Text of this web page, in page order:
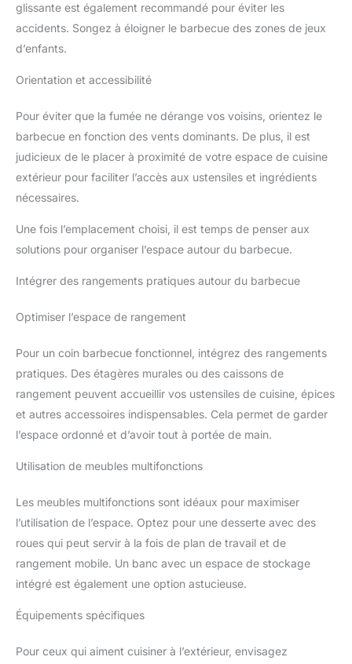
glissante est également recommandé pour éviter les
accidents. Songez à éloigner le barbecue des zones de jeux
d’enfants.
Orientation et accessibilité
Pour éviter que la fumée ne dérange vos voisins, orientez le
barbecue en fonction des vents dominants. De plus, il est
judicieux de le placer à proximité de votre espace de cuisine
extérieur pour faciliter l’accès aux ustensiles et ingrédients
nécessaires.
Une fois l’emplacement choisi, il est temps de penser aux
solutions pour organiser l’espace autour du barbecue.
Intégrer des rangements pratiques autour du barbecue
Optimiser l’espace de rangement
Pour un coin barbecue fonctionnel, intégrez des rangements
pratiques. Des étagères murales ou des caissons de
rangement peuvent accueillir vos ustensiles de cuisine, épices
et autres accessoires indispensables. Cela permet de garder
l’espace ordonné et d’avoir tout à portée de main.
Utilisation de meubles multifonctions
Les meubles multifonctions sont idéaux pour maximiser
l’utilisation de l’espace. Optez pour une desserte avec des
roues qui peut servir à la fois de plan de travail et de
rangement mobile. Un banc avec un espace de stockage
intégré est également une option astucieuse.
Équipements spécifiques
Pour ceux qui aiment cuisiner à l’extérieur, envisagez